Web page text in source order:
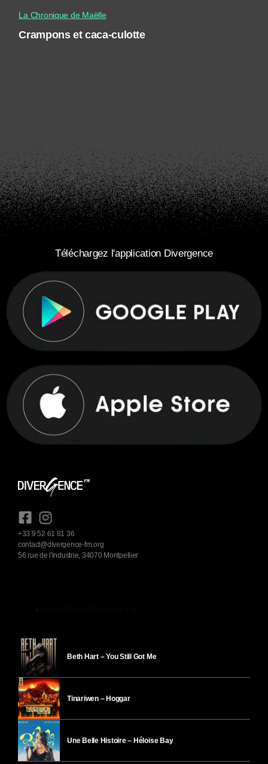
La Chronique de Maëlle
Crampons et caca-culotte
Téléchargez l'application Divergence
+33 9 52 61 81 36
contact@divergence-fm.org
56 rue de l'industrie, 34070 Montpellier
Beth Hart – You Still Got Me
Tinariwen – Hoggar
Une Belle Histoire – Héloïse Bay